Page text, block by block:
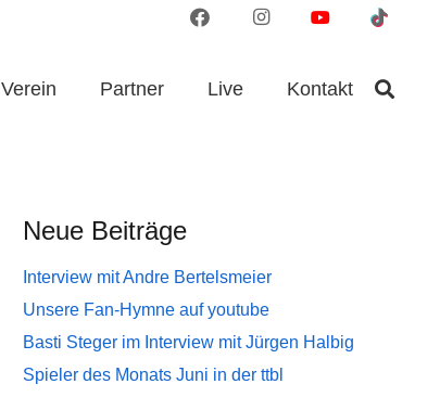
Verein Partner Live Kontakt
Neue Beiträge
Interview mit Andre Bertelsmeier
Unsere Fan-Hymne auf youtube
Basti Steger im Interview mit Jürgen Halbig
Spieler des Monats Juni in der ttbl